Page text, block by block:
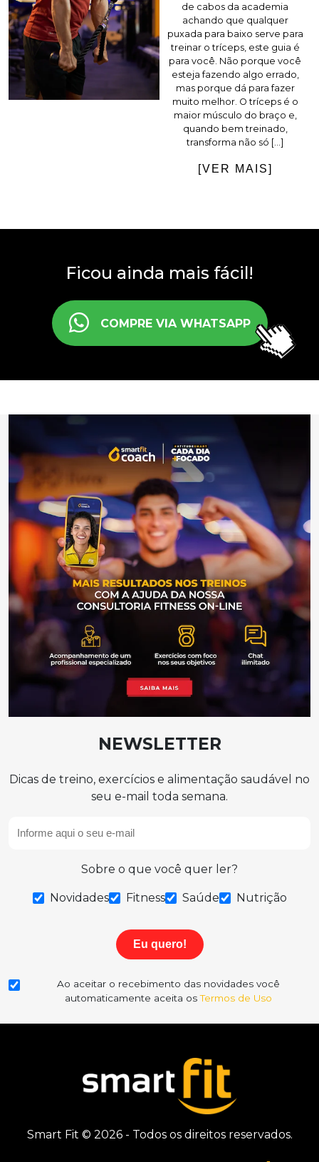
de cabos da academia
achando que qualquer
puxada para baixo serve para
treinar o tríceps, este guia é
para você. Não porque você
esteja fazendo algo errado,
mas porque dá para fazer
muito melhor. O tríceps é o
maior músculo do braço e,
quando bem treinado,
transforma não só […]
[VER MAIS]
Ficou ainda mais fácil!
COMPRE VIA WHATSAPP
NEWSLETTER
Dicas de treino, exercícios e alimentação saudável no
seu e-mail toda semana.
Sobre o que você quer ler?
Novidades Fitness Saúde Nutrição
Eu quero!
Ao aceitar o recebimento das novidades você
automaticamente aceita osTermos de Uso
Smart Fit © 2026 - Todos os direitos reservados.